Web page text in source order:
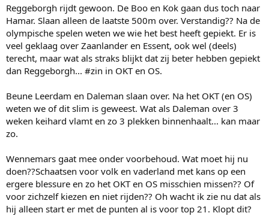
Selectie Nederland
Vooraf was de grote vraag al: wie rijdt wat, wie gaat mee en wie blijft
thuis? Nou, Leerdam, Beune en Daleman blijven thuis, terwijl ook
Verbij niet meereist naar Noorwegen. Joep Wennemars rijdt wellicht
nog een 500m, maar zal de 1000m en 1500m sowieso overslaan.
Ook Groenewoud gaat minder rijden: zij laat de 1500m en de TP dit
weekend links liggen. De Boo en Kok zullen de tweede 500m niet
rijden. Wel gaan mee: Voskamp, Schulting, N'tab, Yoro, Kim Talsma
Wijfje de TP gaan rijden.
Zoals het lijkt gebruikt de KNSB niet op elke afstand een vervanger,
zo starten er op de tweede 500m én op de 1500m bij de dames
Vrouwen
500 meter (1): Femke Kok, Marrit Fledderus, Anna Boersma,
Suzanne Schulting, Isabel Grevelt.
500 meter (2): Anna Boersma, Suzanne Schulting, Dione Voskamp.
Reggeborgh rijdt gewoon. De Boo en Kok gaan dus toch naar
Hamar. Slaan alleen de laatste 500m over. Verstandig?? Na de
olympische spelen weten we wie het best heeft gepiekt. Er is
veel geklaag over Zaanlander en Essent, ook wel (deels)
terecht, maar wat als straks blijkt dat zij beter hebben gepiekt
dan Reggeborgh... #zin in OKT en OS.
Beune Leerdam en Daleman slaan over. Na het OKT (en OS)
weten we of dit slim is geweest. Wat als Daleman over 3
weken keihard vlamt en zo 3 plekken binnenhaalt... kan maar
zo.
Wennemars gaat mee onder voorbehoud. Wat moet hij nu
doen??Schaatsen voor volk en vaderland met kans op een
ergere blessure en zo het OKT en OS misschien missen?? Of
voor zichzelf kiezen en niet rijden?? Oh wacht ik zie nu dat als
hij alleen start er met de punten al is voor top 21. Klopt dit?